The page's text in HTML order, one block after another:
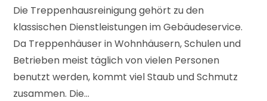
Die Treppenhausreinigung gehört zu den
klassischen Dienstleistungen im Gebäudeservice.
Da Treppenhäuser in Wohnhäusern, Schulen und
Betrieben meist täglich von vielen Personen
benutzt werden, kommt viel Staub und Schmutz
zusammen. Die…